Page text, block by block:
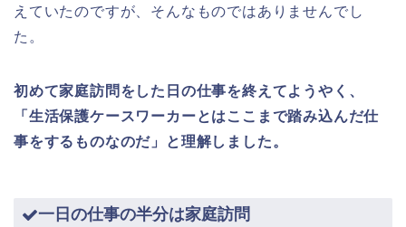
えていたのですが、そんなものではありませんでし
た。
初めて家庭訪問をした日の仕事を終えてようやく、
「生活保護ケースワーカーとはここまで踏み込んだ仕
事をするものなのだ」と理解しました。
一日の仕事の半分は家庭訪問